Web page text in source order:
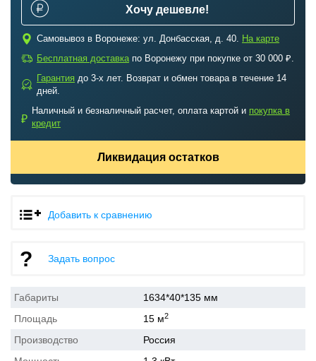
Хочу дешевле!
c Самовывоз в Воронеже: ул. Донбасская, д. 40. На карте
a Бесплатная доставкапо Воронежу при покупке от 30 000 ₽.
b
Гарантия до 3-х лет. Возврат и обмен товара в течение 14
дней.
₽
Наличный и безналичный расчет, оплата картой и покупка в
кредит
Ликвидация остатков
Добавить к сравнению
Задать вопрос
Габариты
1634*40*135 мм
Площадь
15 м2
Производство
Россия